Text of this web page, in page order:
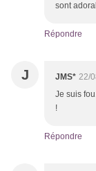
sont
Répondre
J JMS* 22/
Je suis
!
Répondre